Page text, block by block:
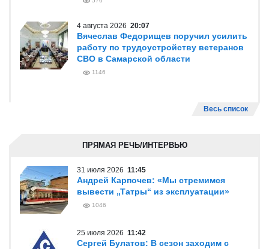
4 августа 2026 20:07
Вячеслав Федорищев поручил усилить
работу по трудоустройству ветеранов
СВО в Самарской области
1146
Весь список
ПРЯМАЯ РЕЧЬ/ИНТЕРВЬЮ
31 июля 2026 11:45
Андрей Карпочев: «Мы стремимся
вывести „Татры“ из эксплуатации»
1046
25 июля 2026 11:42
Сергей Булатов: В сезон заходим с